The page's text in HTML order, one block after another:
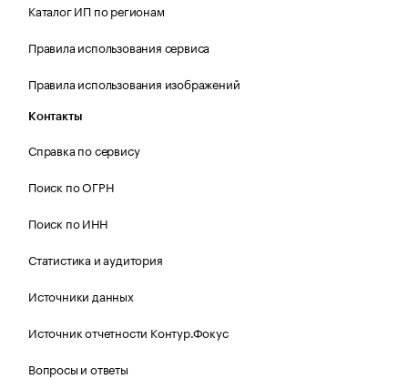
Каталог ИП по регионам
Правила использования сервиса
Правила использования изображений
Контакты
Справка по сервису
Поиск по ОГРН
Поиск по ИНН
Статистика и аудитория
Источники данных
Источник отчетности Контур.Фокус
Вопросы и ответы